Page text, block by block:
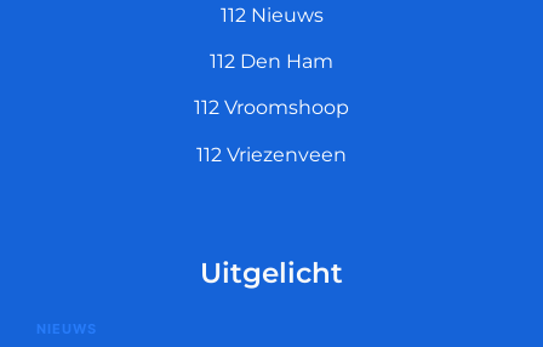
112 Nieuws
112 Den Ham
112 Vroomshoop
112 Vriezenveen
Uitgelicht
NIEUWS